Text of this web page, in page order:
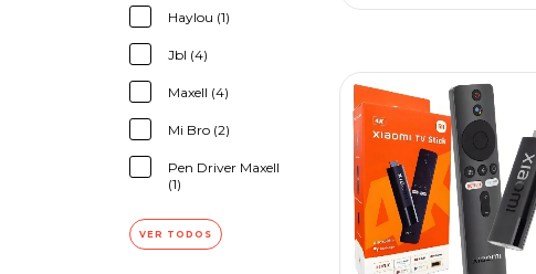
Haylou (1)
Jbl (4)
Maxell (4)
Mi Bro (2)
Pen Driver Maxell
(1)
VER TODOS